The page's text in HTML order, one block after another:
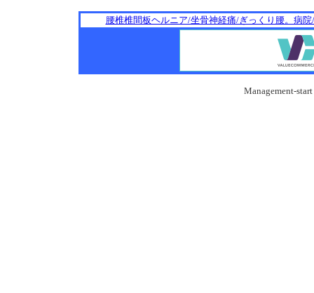
腰椎椎間板ヘルニア/坐骨神経痛/ぎっくり腰。病
Management-